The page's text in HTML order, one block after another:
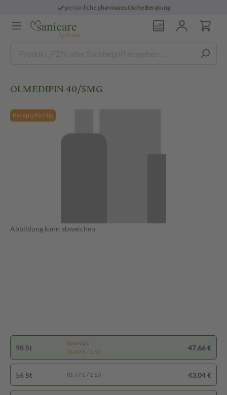
persönliche pharmazeutische Beratung
OLMEDIPIN 40/5MG
Rezeptpflichtig
Abbildung kann abweichen
98 St
Spartipp
(0,49 € / 1 St)
47,66 €
56 St (0,77 € / 1 St) 43,04 €